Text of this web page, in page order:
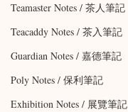
Teamaster Notes / 茶人筆記
Teacaddy Notes / 茶入筆記
Guardian Notes / 嘉德筆記
Poly Notes / 保利筆記
Exhibition Notes / 展覽筆記